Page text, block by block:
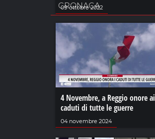
09 ottobre 2022
CRONACA
4 Novembre, a Reggio onore ai
caduti di tutte le guerre
04 novembre 2024